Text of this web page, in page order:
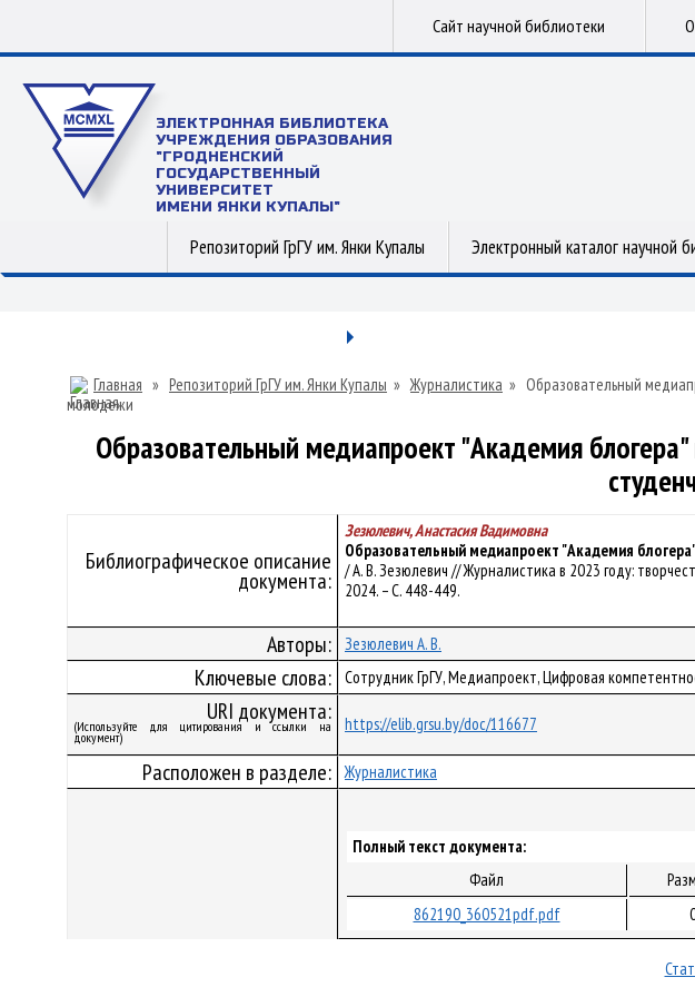
Сайт научной библиотеки
ЭЛЕКТРОННАЯ БИБЛИОТЕКА
УЧРЕЖДЕНИЯ ОБРАЗОВАНИЯ
"ГРОДНЕНСКИЙ
ГОСУДАРСТВЕННЫЙ
УНИВЕРСИТЕТ
ИМЕНИ ЯНКИ КУПАЛЫ"
Репозиторий ГрГУ им. Янки Купалы Электронный каталог научной
Главная » Репозиторий ГрГУ им. Янки Купалы » Журналистика » Образовательный
молодежи
Образовательный медиапроект "Академия
Библиографическое описание
документа:
Зезюлевич, Анастасия Вадимовна
Образовательный медиапроект "Академия
/ А. В. Зезюлевич // Журналистика в 2023 году:
2024. – С. 448-449.
Авторы: Зезюлевич А. В.
Ключевые слова: Сотрудник ГрГУ, Медиапроект, Цифровая
URI документа:
(Используйте для цитирования и ссылки на
документ)
https://elib.grsu.by/doc/116677
Расположен в разделе: Журналистика
Полный текст документа:
Файл
862190_360521pdf.pdf